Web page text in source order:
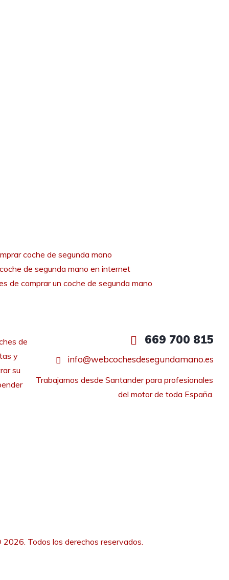
coche de segunda mano
de segunda mano en internet
de comprar un coche de segunda mano
de
y
su
669 700 815
info@webcochesdesegundamano.es
Trabajamos desde Santander para profesionales
del motor de toda España.
Todos los derechos reservados.